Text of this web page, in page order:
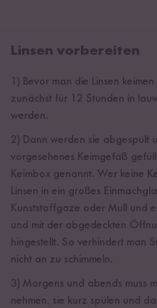
Linsen vorbereiten
1) Bevor man die Linsen
zunächst für 12 Stunden in
werden.
2) Dann werden sie abgespült
vorgesehenes Keimgefäß
Keimbox genannt. Wer keine
Linsen in ein großes
Kunststoffgaze oder Mull und
und mit der abgedeckten
hingestellt. So verhindert man
nicht an zu schimmeln.
3) Morgens und abends muss
nehmen, sie kurz spülen und